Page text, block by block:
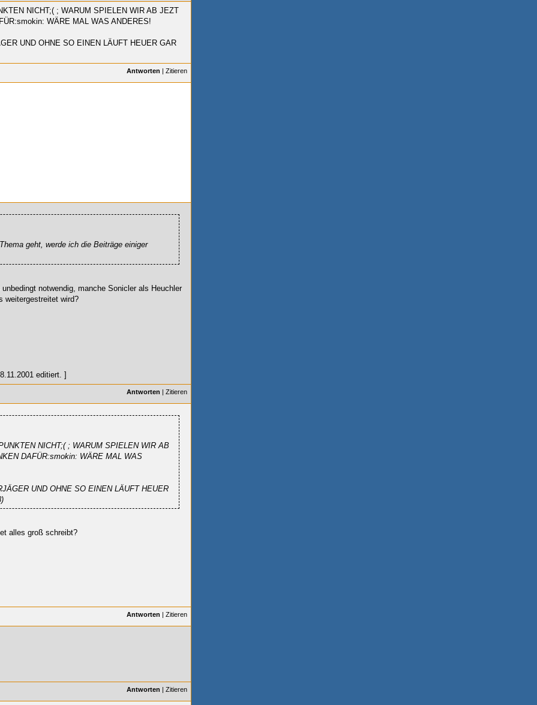
NICHT;( ; WARUM SPIELEN WIR AB JEZT
WÄRE MAL WAS ANDERES!
UND OHNE SO EINEN LÄUFT HEUER GAR
Antworten | Zitieren
geht, werde ich die Beiträge einiger
notwendig, manche Sonicler als Heuchler
weitergestreitet wird?
editiert. ]
Antworten | Zitieren
NICHT;(; WARUM SPIELEN WIR AB
DAFÜR:smokin: WÄRE MAL WAS
UND OHNE SO EINEN LÄUFT HEUER
alles groß schreibt?
Antworten | Zitieren
Antworten | Zitieren